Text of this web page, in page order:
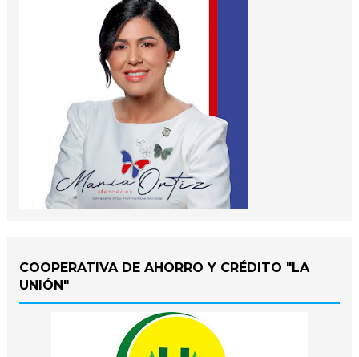
COOPERATIVA DE AHORRO Y CRÉDITO "LA
UNIÓN"